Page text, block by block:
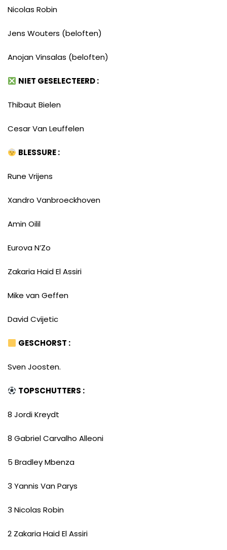
Nicolas Robin
Jens Wouters (beloften)
Anojan Vinsalas (beloften)
NIET GESELECTEERD :
Thibaut Bielen
Cesar Van Leuffelen
BLESSURE :
Rune Vrijens
Xandro Vanbroeckhoven
Amin Oilil
Eurova N’Zo
Zakaria Haid El Assiri
Mike van Geffen
David Cvijetic
GESCHORST :
Sven Joosten.
TOPSCHUTTERS :
8 Jordi Kreydt
8 Gabriel Carvalho Alleoni
5 Bradley Mbenza
3 Yannis Van Parys
3 Nicolas Robin
2 Zakaria Haid El Assiri